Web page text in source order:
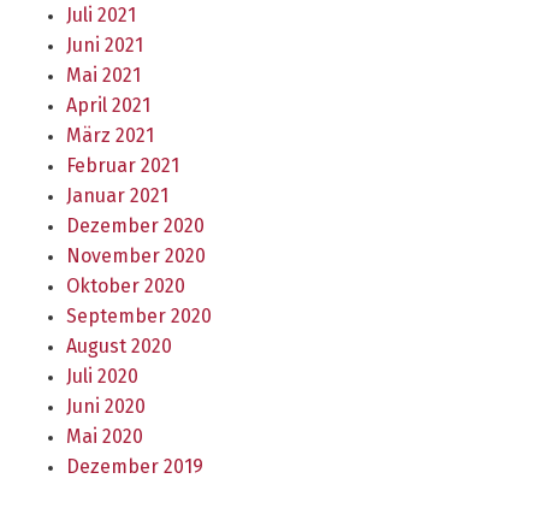
Juli 2021
Juni 2021
Mai 2021
April 2021
März 2021
Februar 2021
Januar 2021
Dezember 2020
November 2020
Oktober 2020
September 2020
August 2020
Juli 2020
Juni 2020
Mai 2020
Dezember 2019